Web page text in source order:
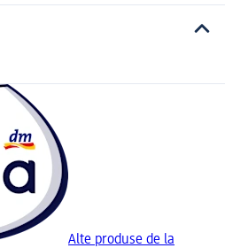
Alte produse de la